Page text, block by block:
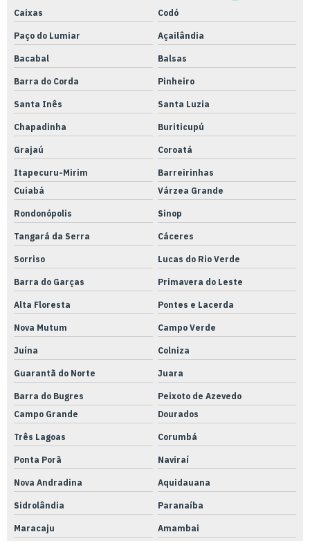
Caixas Codó
Paço do Lumiar Açailândia
Bacabal Balsas
Barra do Corda Pinheiro
Santa Inês Santa Luzia
Chapadinha Buriticupú
Grajaú Coroatá
Itapecuru-Mirim
Barreirinhas
Cuiabá
Várzea Grande
Rondonópolis Sinop
Tangará da Serra Cáceres
Sorriso Lucas do Rio Verde
Barra do Garças Primavera do Leste
Alta Floresta Pontes e Lacerda
Nova Mutum Campo Verde
Juína Colniza
Guarantã do Norte Juara
Barra do Bugres
Peixoto de Azevedo
Campo Grande
Dourados
Três Lagoas Corumbá
Ponta Porã Naviraí
Nova Andradina Aquidauana
Sidrolândia Paranaíba
Maracaju Amambai